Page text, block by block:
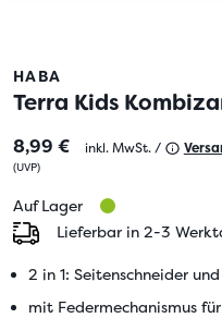
HABA
Terra Kids
8,99 € inkl. MwSt. /
(UVP)
Auf Lager
Lieferbar in 2-3
2 in 1: Seitenschneider
mit Federmechanismus